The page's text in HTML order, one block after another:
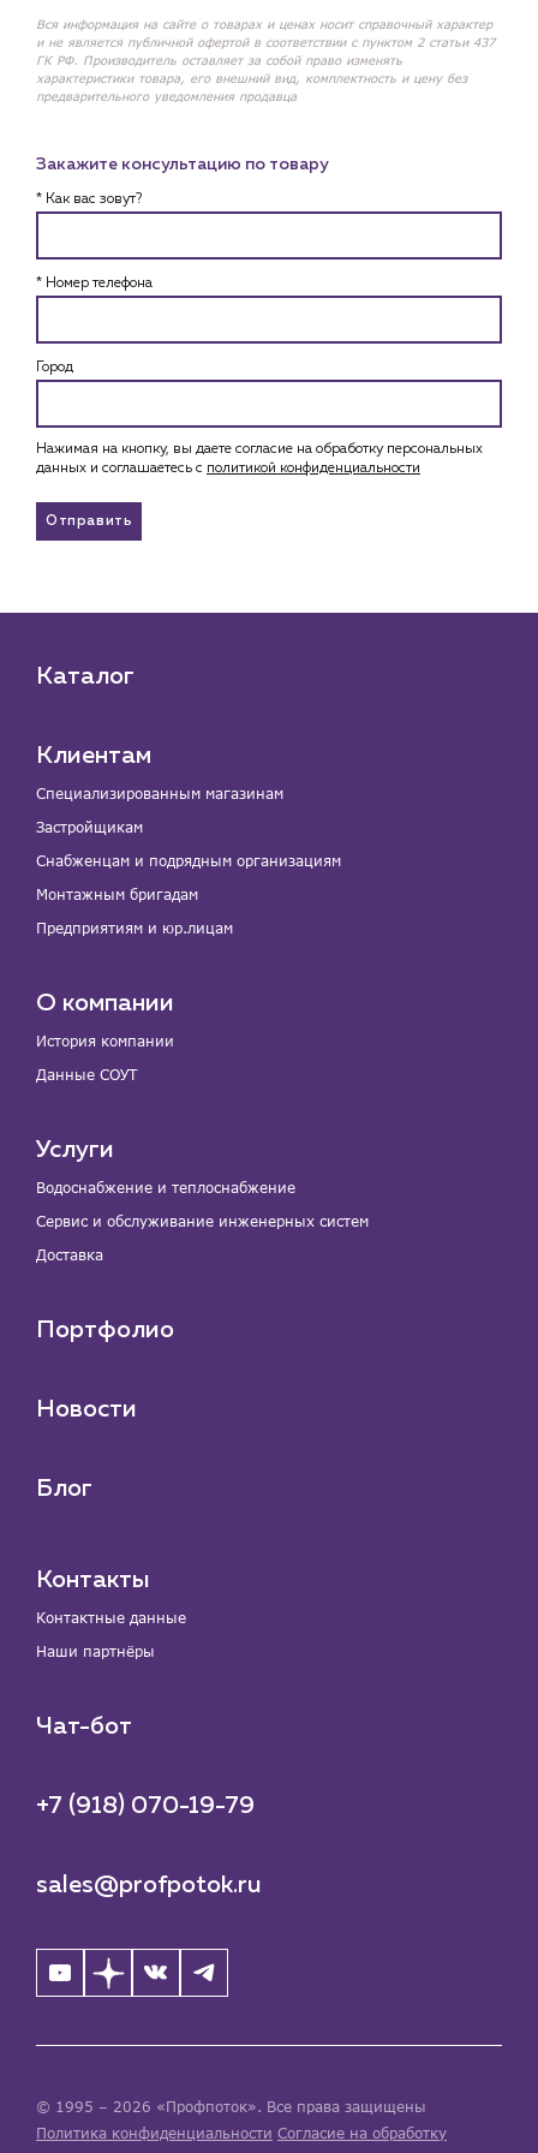
Вся информация на сайте о товарах и ценах носит справочный характер
и не является публичной офертой в соответствии с пунктом 2 статьи 437
ГК РФ. Производитель оставляет за собой право изменять
характеристики товара, его внешний вид, комплектность и цену без
предварительного уведомления продавца
Закажите консультацию по товару
* Как вас зовут?
* Номер телефона
Город
Нажимая на кнопку, вы даете согласие на обработку персональных
данных и соглашаетесь c политикой конфиденциальности
Отправить
Каталог
Клиентам
Специализированным магазинам
Застройщикам
Снабженцам и подрядным организациям
Монтажным бригадам
Предприятиям и юр.лицам
О компании
История компании
Данные СОУТ
Услуги
Водоснабжение и теплоснабжение
Сервис и обслуживание инженерных систем
Доставка
Портфолио
Новости
Блог
Контакты
Контактные данные
Наши партнёры
Чат-бот
+7 (918) 070-19-79
sales@profpotok.ru
© 1995 – 2026 «Профпоток». Все права защищены
Политика конфиденциальности Согласие на обработку